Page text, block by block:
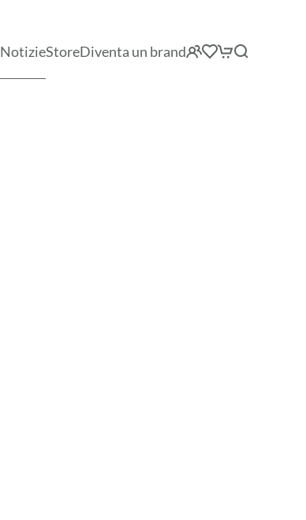
NotizieStoreDiventa un brand